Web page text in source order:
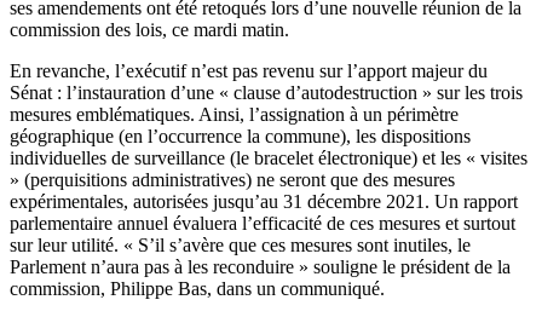
ses amendements ont été retoqués lors d’une nouvelle réunion de la
commission des lois, ce mardi matin.
En revanche, l’exécutif n’est pas revenu sur l’apport majeur du
Sénat : l’instauration d’une « clause d’autodestruction » sur les trois
mesures emblématiques. Ainsi, l’assignation à un périmètre
géographique (en l’occurrence la commune), les dispositions
individuelles de surveillance (le bracelet électronique) et les « visites
» (perquisitions administratives) ne seront que des mesures
expérimentales, autorisées jusqu’au 31 décembre 2021. Un rapport
parlementaire annuel évaluera l’efficacité de ces mesures et surtout
sur leur utilité. « S’il s’avère que ces mesures sont inutiles, le
Parlement n’aura pas à les reconduire » souligne le président de la
commission, Philippe Bas, dans un communiqué.